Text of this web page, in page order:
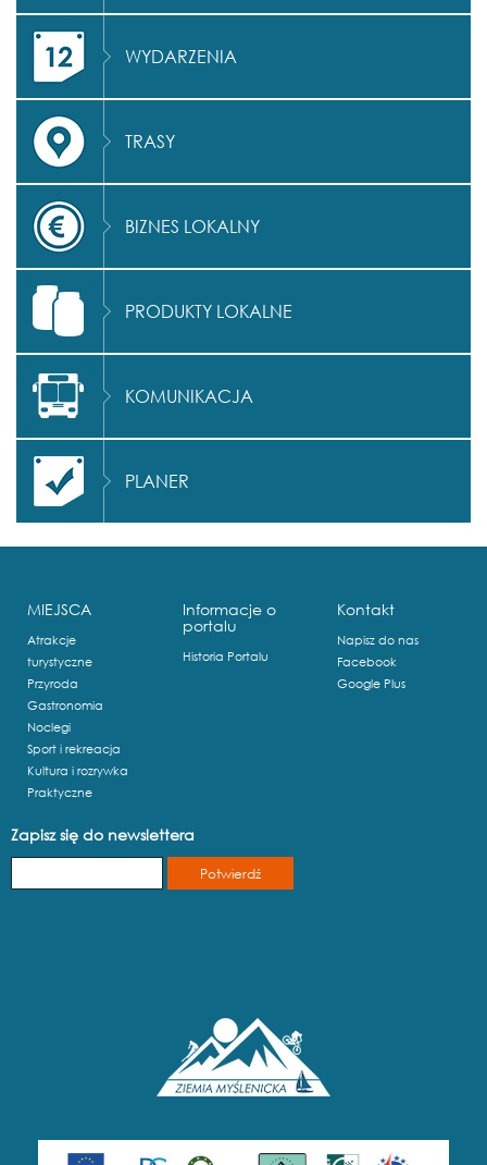
WYDARZENIA
TRASY
BIZNES LOKALNY
PRODUKTY LOKALNE
KOMUNIKACJA
PLANER
MIEJSCA
Atrakcje
turystyczne
Przyroda
Gastronomia
Noclegi
Sport i rekreacja
Kultura i rozrywka
Praktyczne
Informacje o
portalu
Historia Portalu
Kontakt
Napisz do nas
Facebook
Google Plus
Zapisz się do newslettera